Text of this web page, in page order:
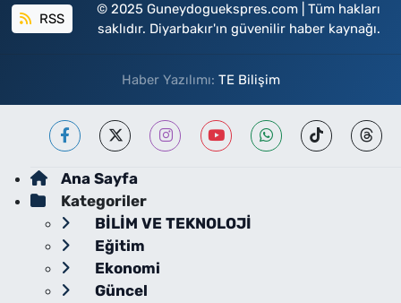
RSS
© 2025 Guneydoguekspres.com | Tüm hakları
saklıdır. Diyarbakır'ın güvenilir haber kaynağı.
Haber Yazılımı: TE Bilişim
Ana Sayfa
Kategoriler
BİLİM VE TEKNOLOJİ
Eğitim
Ekonomi
Güncel